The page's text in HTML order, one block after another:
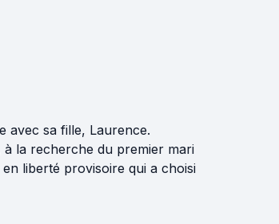
avec sa fille, Laurence.
la recherche du premier mari
liberté provisoire qui a choisi